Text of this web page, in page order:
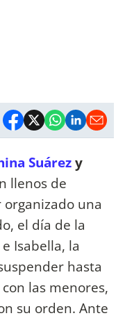
Suárezy
llenos de
organizado una
el día de la
Isabella, la
hasta
las menores,
su orden. Ante